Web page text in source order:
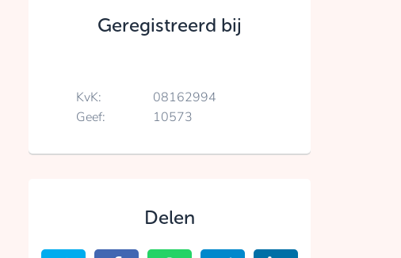
Geregistreerd bij
KvK:
08162994
Geef:
10573
Delen